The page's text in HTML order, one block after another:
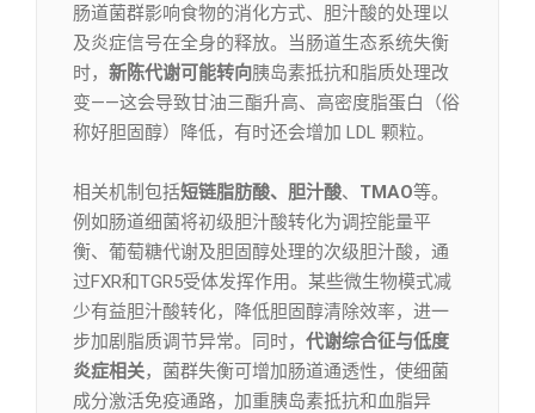
肠道菌群影响食物的消化方式、胆汁酸的处理以
及炎症信号在全身的释放。当肠道生态系统失衡
时， 新陈代谢可能转向胰岛素抵抗和脂质处理改
变——这会导致甘油三酯升高、高密度脂蛋白（俗
称好胆固醇）降低，有时还会增加 LDL 颗粒。
相关机制包括短链脂肪酸、胆汁酸、 TMAO等。
例如肠道细菌将初级胆汁酸转化为调控能量平
衡、葡萄糖代谢及胆固醇处理的次级胆汁酸，通
过FXR和TGR5受体发挥作用。某些微生物模式减
少有益胆汁酸转化，降低胆固醇清除效率，进一
步加剧脂质调节异常。同时， 代谢综合征与低度
炎症相关，菌群失衡可增加肠道通透性，使细菌
成分激活免疫通路，加重胰岛素抵抗和血脂异